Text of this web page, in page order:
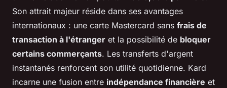
Son attrait majeur réside dans ses avantages
internationaux : une carte Mastercard sans frais de
transaction à l'étranger et la possibilité de bloquer
certains commerçants. Les transferts d'argent
instantanés renforcent son utilité quotidienne. Kard
incarne une fusion entre indépendance financière et